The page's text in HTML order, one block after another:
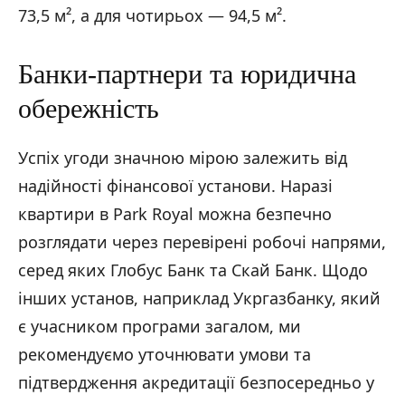
73,5 м², а для чотирьох — 94,5 м².
Банки-партнери та юридична
обережність
Успіх угоди значною мірою залежить від
надійності фінансової установи. Наразі
квартири в Park Royal можна безпечно
розглядати через перевірені робочі напрями,
серед яких Глобус Банк та Скай Банк. Щодо
інших установ, наприклад Укргазбанку, який
є учасником програми загалом, ми
рекомендуємо уточнювати умови та
підтвердження акредитації безпосередньо у